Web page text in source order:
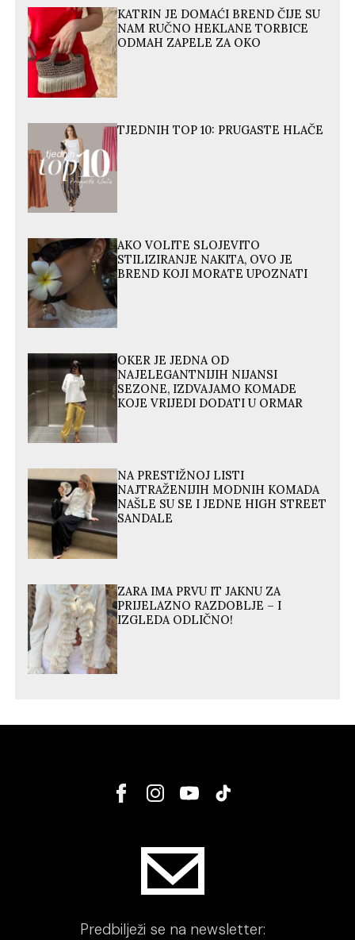
KATRIN JE DOMAĆI BREND ČIJE SU
NAM RUČNO HEKLANE TORBICE
ODMAH ZAPELE ZA OKO
TJEDNIH TOP 10: PRUGASTE HLAČE
AKO VOLITE SLOJEVITO
STILIZIRANJE NAKITA, OVO JE
BREND KOJI MORATE UPOZNATI
OKER JE JEDNA OD
NAJELEGANTNIJIH NIJANSI
SEZONE, IZDVAJAMO KOMADE
KOJE VRIJEDI DODATI U ORMAR
NA PRESTIŽNOJ LISTI
NAJTRAŽENIJIH MODNIH KOMADA
NAŠLE SU SE I JEDNE HIGH STREET
SANDALE
ZARA IMA PRVU IT JAKNU ZA
PRIJELAZNO RAZDOBLJE – I
IZGLEDA ODLIČNO!
Predbilježi se na newsletter: